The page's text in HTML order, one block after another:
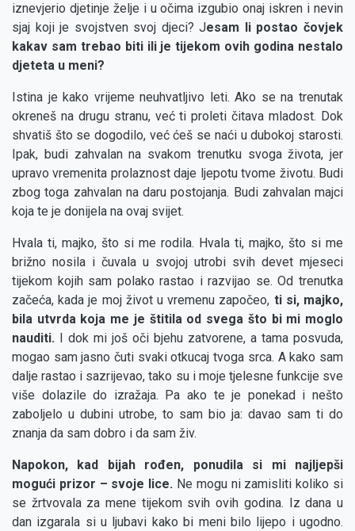
iznevjerio djetinje želje i u očima izgubio onaj iskren i nevin
sjaj koji je svojstven svoj djeci? Jesam li postao čovjek
kakav sam trebao biti ili je tijekom ovih godina nestalo
djeteta u meni?
Istina je kako vrijeme neuhvatljivo leti. Ako se na trenutak
okreneš na drugu stranu, već ti proleti čitava mladost. Dok
shvatiš što se dogodilo, već ćeš se naći u dubokoj starosti.
Ipak, budi zahvalan na svakom trenutku svoga života, jer
upravo vremenita prolaznost daje ljepotu tvome životu. Budi
zbog toga zahvalan na daru postojanja. Budi zahvalan majci
koja te je donijela na ovaj svijet.
Hvala ti, majko, što si me rodila. Hvala ti, majko, što si me
brižno nosila i čuvala u svojoj utrobi svih devet mjeseci
tijekom kojih sam polako rastao i razvijao se. Od trenutka
začeća, kada je moj život u vremenu započeo, ti si, majko,
bila utvrda koja me je štitila od svega što bi mi moglo
nauditi.
I dok mi još oči bjehu zatvorene, a tama posvuda,
mogao sam jasno čuti svaki otkucaj tvoga srca. A kako sam
dalje rastao i sazrijevao, tako su i moje tjelesne funkcije sve
više dolazile do izražaja. Pa ako te je ponekad i nešto
zaboljelo u dubini utrobe, to sam bio ja: davao sam ti do
znanja da sam dobro i da sam živ.
Napokon, kad bijah rođen, ponudila si mi najljepši
mogući prizor – svoje lice. Ne mogu ni zamisliti koliko si
se žrtvovala za mene tijekom svih ovih godina. Iz dana u
dan izgarala si u ljubavi kako bi meni bilo lijepo i ugodno.